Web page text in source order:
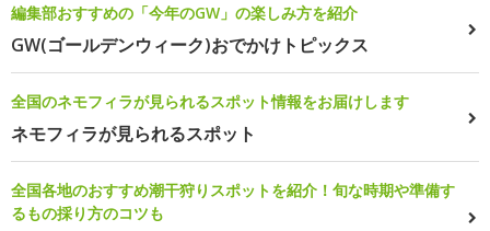
編集部おすすめの「今年のGW」の楽しみ方を紹介
GW(ゴールデンウィーク)おでかけトピックス
全国のネモフィラが見られるスポット情報をお届けします
ネモフィラが見られるスポット
全国各地のおすすめ潮干狩りスポットを紹介！旬な時期や準備す
るもの採り方のコツも